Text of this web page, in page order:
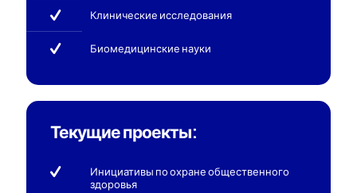
Клинические исследования
Биомедицинские науки
Текущие проекты:
Инициативы по охране общественного
здоровья